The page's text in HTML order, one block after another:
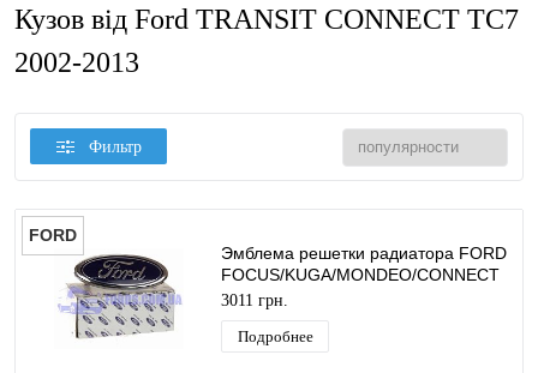
Кузов від Ford TRANSIT CONNECT TC7
2002-2013
Фильтр
FORD
Эмблема решетки радиатора FORD
FOCUS/KUGA/MONDEO/CONNECT
("FORD" 147X61MM 1 Штифт)
ORIGINAL
3011 грн.
Подробнее